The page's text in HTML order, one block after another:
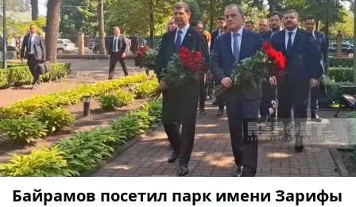
Байрамов посетил парк имени Зарифы